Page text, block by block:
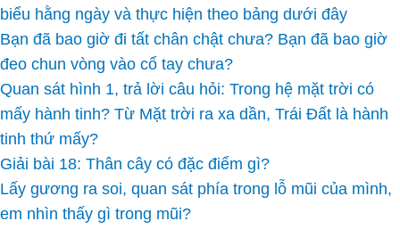
biểu hằng ngày và thực hiện theo bảng dưới đây
Bạn đã bao giờ đi tất chân chật chưa? Bạn đã bao giờ
đeo chun vòng vào cổ tay chưa?
Quan sát hình 1, trả lời câu hỏi: Trong hệ mặt trời có
mấy hành tinh? Từ Mặt trời ra xa dần, Trái Đất là hành
tinh thứ mấy?
Giải bài 18: Thân cây có đặc điểm gì?
Lấy gương ra soi, quan sát phía trong lỗ mũi của mình,
em nhìn thấy gì trong mũi?